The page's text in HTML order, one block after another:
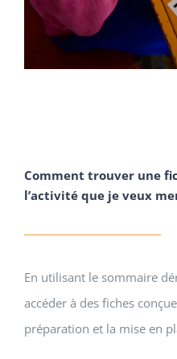
Comment trouver une
l’activité que je veux
En utilisant le sommaire
accéder à des fiches
préparation et la mise en